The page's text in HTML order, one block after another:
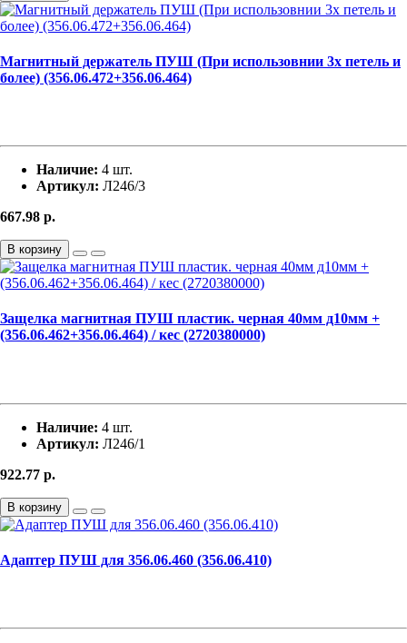
Магнитный держатель ПУШ (При использовнии 3х петель и
более) (356.06.472+356.06.464)
Наличие: 4 шт.
Артикул: Л246/3
667.98 р.
В корзину
Защелка магнитная ПУШ пластик. черная 40мм д10мм +
(356.06.462+356.06.464) / кес (2720380000)
Наличие: 4 шт.
Артикул: Л246/1
922.77 р.
В корзину
Адаптер ПУШ для 356.06.460 (356.06.410)